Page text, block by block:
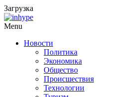
Загрузка
Menu
Новости
Политика
Экономика
Общество
Происшествия
Технологии